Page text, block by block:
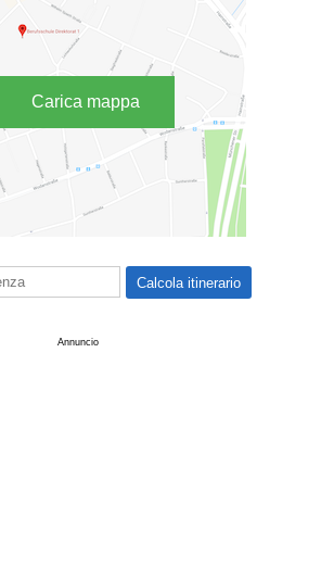
Carica mappa
Annuncio